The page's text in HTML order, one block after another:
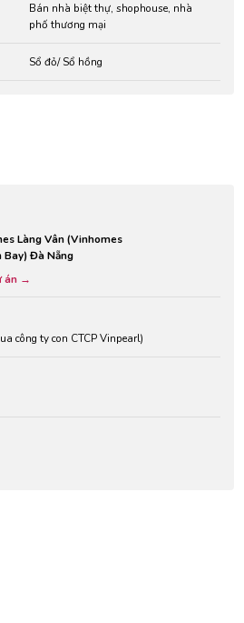
Bán nhà biệt thự, shophouse, nhà
phố thương mại
Sổ đỏ/ Sổ hồng
Làng Vân (Vinhomes
Bay) Đà Nẵng
án →
công ty con CTCP Vinpearl)